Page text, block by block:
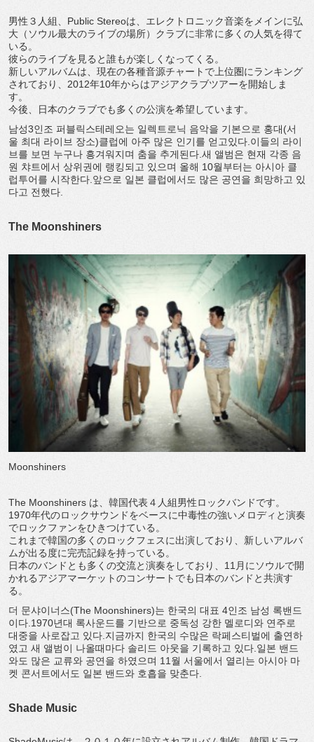
男性３人組、Public Stereoは、エレクトロニック音楽をメインに弘
大（ソウル最大のライブの場所）クラブに非常に多くの人気を得て
いる。
彼らのライブを見ると誰もが楽しくなってくる。
新しいアルバムは、現在の各種音源チャートで上位圏にランキング
されており、2012年10年からはアジアクラブツアーを開始しま
す。
今後、日本のクラブでも多くの公演を希望しています。
남성3인조 퍼블릭스테레오는 일렉트로닉 음악을 기본으로 홍대(서
울 최대 라이브 장소)클럽에 아주 많은 인기를 얻고있다.이들의 라이
브를 보면 누구나 흥겨워지며 춤을 추게된다.새 앨범은 현재 각종 음
원 챠트에서 상위권에 랭킹되고 있으며 올해 10월부터는 아시아 클
럽투어를 시작한다.앞으로 일본 클럽에서도 많은 공연을 희망하고 있
다고 전했다.
The Moonshiners
Moonshiners
The Moonshiners は、韓国代表４人組男性ロックバンドです。
1970年代のロックサウンドをベースに中毒性の強いメロディと演奏
でロックファンをひきつけている。
これまで韓国の多くのロックフェスに出演しており、新しいアルバ
ムが出る度に完売記録を持っている。
日本のバンドとも多くの交流と演奏をしており、11月にソウルで開
かれるアジアマーケットのコンサートでも日本のバンドと共演す
る。
더 문샤이너스(The Moonshiners)는 한국의 대표 4인조 남성 록밴드
이다.1970년대 록사운드를 기반으로 중독성 강한 멜로디와 연주로
대중을 사로잡고 있다.지금까지 한국의 수많은 락페스티벌에 출연하
였고 새 앨범이 나올때마다 솔리드 아웃을 기록하고 있다.일본 밴드
와도 많은 교류와 공연을 하였으며 11월 서울에서 열리는 아시아 마
켓 콘서트에서도 일본 밴드와 호흡을 맞춘다.
Shade Music